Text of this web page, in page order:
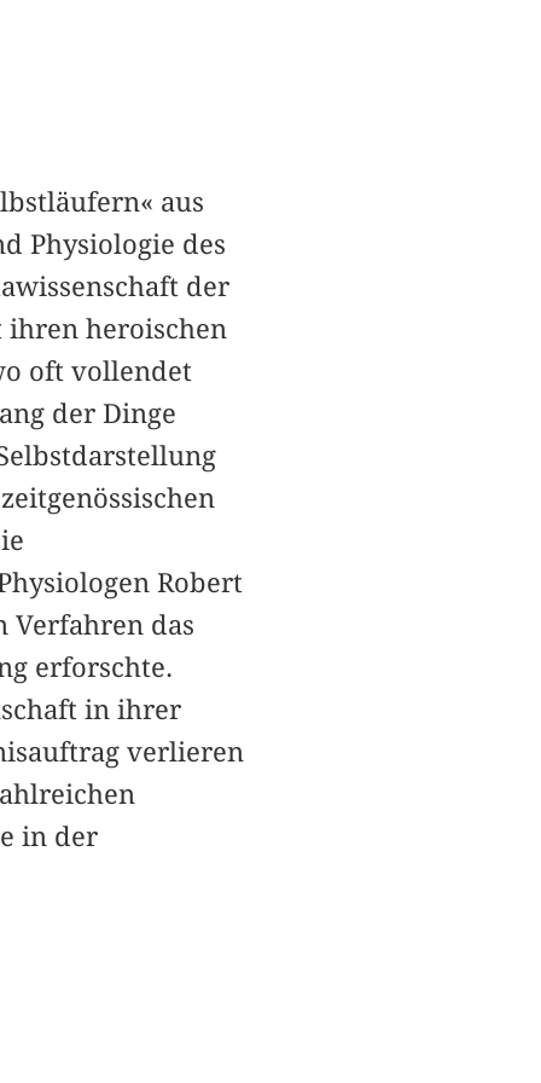
aus
Physiologie des
der
ihren heroischen
oft vollendet
der Dinge
Robert
Verfahren das
erforschte.
in ihrer
verlieren
in der